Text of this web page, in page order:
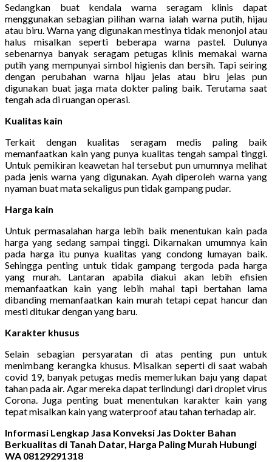
Sedangkan buat kendala warna seragam klinis dapat
menggunakan sebagian pilihan warna ialah warna putih, hijau
atau biru. Warna yang digunakan mestinya tidak menonjol atau
halus misalkan seperti beberapa warna pastel. Dulunya
sebenarnya banyak seragam petugas klinis memakai warna
putih yang mempunyai simbol higienis dan bersih. Tapi seiring
dengan perubahan warna hijau jelas atau biru jelas pun
digunakan buat jaga mata dokter paling baik. Terutama saat
tengah ada di ruangan operasi.
Kualitas kain
Terkait dengan kualitas seragam medis paling baik
memanfaatkan kain yang punya kualitas tengah sampai tinggi.
Untuk pemikiran keawetan hal tersebut pun umumnya melihat
pada jenis warna yang digunakan. Ayah diperoleh warna yang
nyaman buat mata sekaligus pun tidak gampang pudar.
Harga kain
Untuk permasalahan harga lebih baik menentukan kain pada
harga yang sedang sampai tinggi. Dikarnakan umumnya kain
pada harga itu punya kualitas yang condong lumayan baik.
Sehingga penting untuk tidak gampang tergoda pada harga
yang murah. Lantaran apabila diakui akan lebih efisien
memanfaatkan kain yang lebih mahal tapi bertahan lama
dibanding memanfaatkan kain murah tetapi cepat hancur dan
mesti ditukar dengan yang baru.
Karakter khusus
Selain sebagian persyaratan di atas penting pun untuk
menimbang kerangka khusus. Misalkan seperti di saat wabah
covid 19, banyak petugas medis memerlukan baju yang dapat
tahan pada air. Agar mereka dapat terlindungi dari droplet virus
Corona. Juga penting buat menentukan karakter kain yang
tepat misalkan kain yang waterproof atau tahan terhadap air.
Informasi Lengkap Jasa Konveksi Jas Dokter Bahan
Berkualitas di Tanah Datar, Harga Paling Murah Hubungi
WA 08129291318